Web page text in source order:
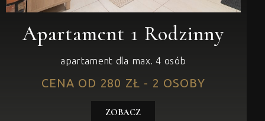
Apartament 1 Rodzinny
apartament dla max. 4 osób
CENA OD 280 ZŁ - 2 OSOBY
ZOBACZ